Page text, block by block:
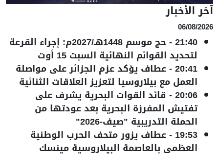
آخر الأخبار
06/08/2026
21:40
- حج موسم 1448هـ/2027م: إجراء القرعة
لتحديد القوائم النهائية السبت 15 أوت
20:41
-عطاف يؤكد عزم الجزائر على مواصلة
العمل مع بيلاروسيا لتعزيز العلاقات الثنائية
20:06
- قائد القوات البحرية يشرف على
تفتيش المفرزة البحرية بعد عودتها من
الحملة التدريبية "صيف-2026"
19:53
-عطاف يزور متحف الحرب الوطنية
العظمى بالعاصمة البيلاروسية مينسك